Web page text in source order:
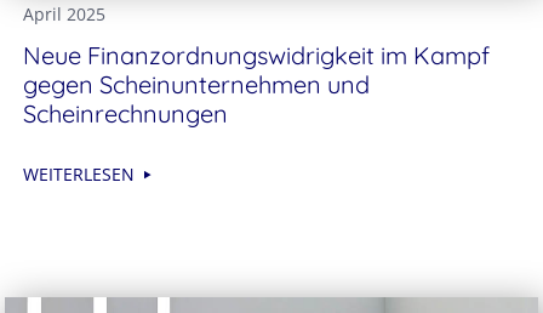
April 2025
Neue Finanzordnungs­widrigkeit im Kampf
gegen Scheinunternehmen und
Scheinrechnungen
WEITERLESEN